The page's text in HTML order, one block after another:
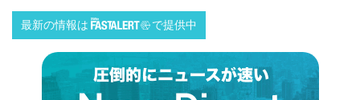
最新の情報は で提供中